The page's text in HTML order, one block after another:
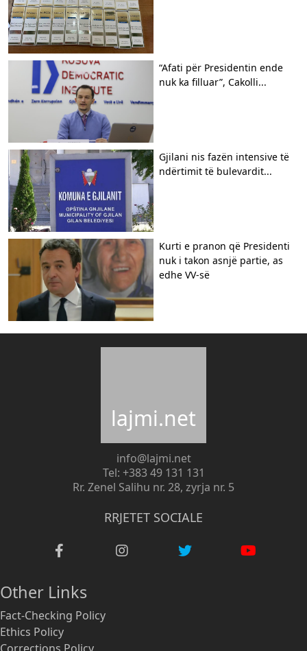
“Afati për Presidentin ende
nuk ka filluar”, Cakolli...
Gjilani nis fazën intensive të
ndërtimit të bulevardit...
Kurti e pranon që Presidenti
nuk i takon asnjë partie, as
edhe VV-së
lajmi.net
info@lajmi.net
Tel: +383 49 131 131
Rr. Zenel Salihu nr. 28, zyrja nr. 5
RRJETET SOCIALE
Other Links
Fact-Checking Policy
Ethics Policy